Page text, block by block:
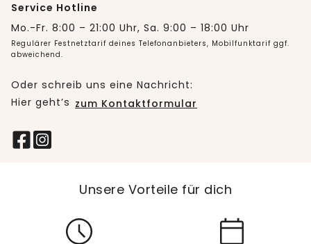
Service Hotline
Mo.-Fr. 8:00 – 21:00 Uhr, Sa. 9:00 – 18:00 Uhr
Regulärer Festnetztarif deines Telefonanbieters, Mobilfunktarif ggf.
abweichend.
Oder schreib uns eine Nachricht:
Hier geht’s zum Kontaktformular
Unsere Vorteile für dich